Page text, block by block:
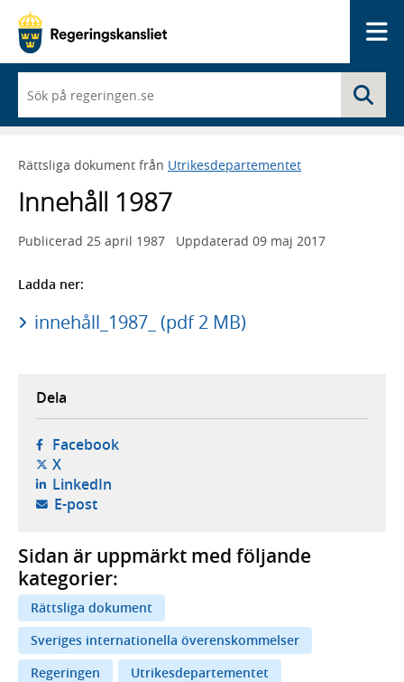
du
börjar
skriva
framträder
lista
med
sökförslag
Rättsliga dokument från Utrikesdepartementet
Innehåll 1987
Publicerad 25 april 1987 Uppdaterad 09 maj 2017
Ladda ner:
innehåll_1987_ (pdf 2 MB)
Dela
Facebook- öppnas i ny flik, extern webbplats,
X- öppnas i ny flik, extern webbplats,
LinkedIn- öppnas i ny flik, extern webbplats,
E-post- öppnar din e-postklient,
Sidan är uppmärkt med följande
kategorier:
Rättsliga dokument
Sveriges internationella överenskommelser
Regeringen
Utrikesdepartementet